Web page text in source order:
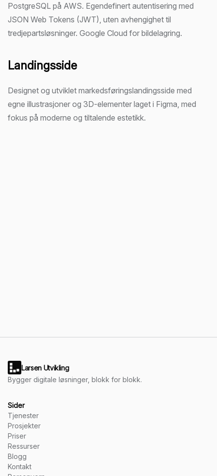
PostgreSQL på AWS. Egendefinert autentisering med
JSON Web Tokens (JWT), uten avhengighet til
tredjepartsløsninger. Google Cloud for bildelagring.
Landingsside
Designet og utviklet markedsføringslandingsside med
egne illustrasjoner og 3D-elementer laget i Figma, med
fokus på moderne og tiltalende estetikk.
Larsen Utvikling
Bygger digitale løsninger, blokk for blokk.
Sider
Tjenester
Prosjekter
Priser
Ressurser
Blogg
Kontakt